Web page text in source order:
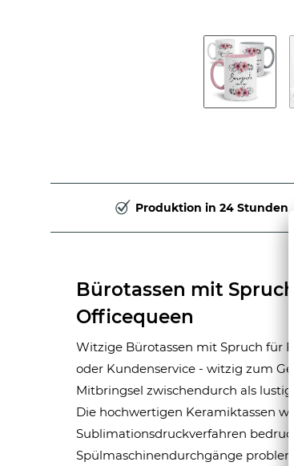
Produktion in 24 Stunden
Bürotassen mit
Officequeen
Witzige Bürotassen mit Spruch für
oder Kundenservice - witzig zum
Mitbringsel zwischendurch als
Die hochwertigen Keramiktassen
Sublimationsdruckverfahren
Spülmaschinendurchgänge